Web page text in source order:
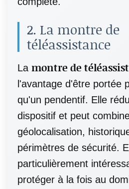
2. La montre de
téléassistance
La montre de
l'avantage d'être portée
qu'un pendentif. Elle
dispositif et peut
géolocalisation,
périmètres de sécurité.
particulièrement
protéger à la fois au